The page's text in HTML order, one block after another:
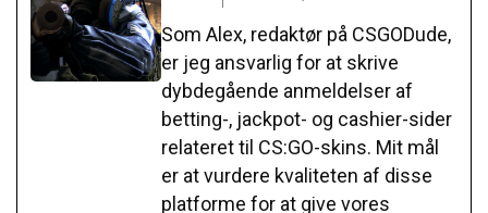
Som Alex, redaktør på CSGODude,
er jeg ansvarlig for at skrive
dybdegående anmeldelser af
betting-, jackpot- og cashier-sider
relateret til CS:GO-skins. Mit mål
er at vurdere kvaliteten af disse
platforme for at give vores